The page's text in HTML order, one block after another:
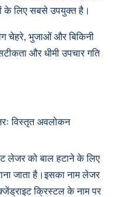
के लिए सबसे उपयुक्त है।
चेहरे, भुजाओं और बिकिनी
और धीमी उपचार गति
विस्तृत अवलोकन
लेजर को बाल हटाने के लिए
जाता है।इसका नाम लेजर
क्रिस्टल के नाम पर